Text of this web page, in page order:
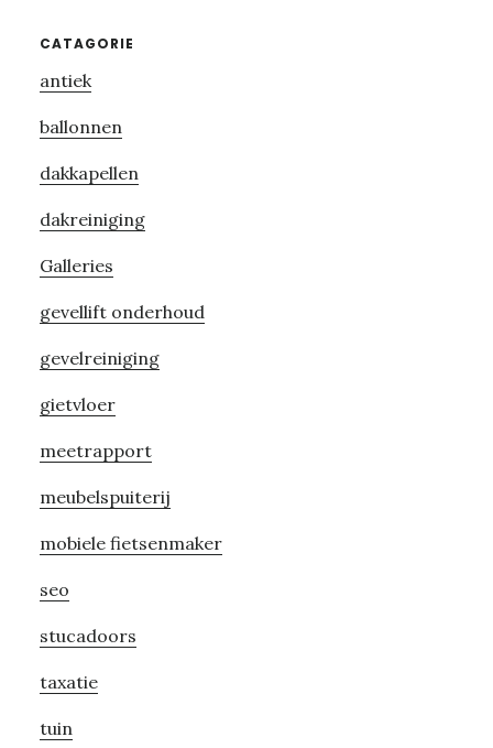
Primary
Sidebar
CATAGORIE
antiek
ballonnen
dakkapellen
dakreiniging
Galleries
gevellift onderhoud
gevelreiniging
gietvloer
meetrapport
meubelspuiterij
mobiele fietsenmaker
seo
stucadoors
taxatie
tuin